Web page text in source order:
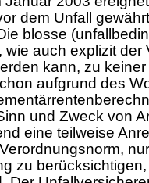
dem Unfall
blosse
wie auch explizit der
kann, zu
aufgrund des
und Zweck von
eine teilweise
zu